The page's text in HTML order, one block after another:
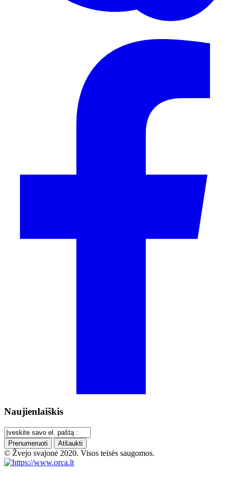
Naujienlaiškis
Prenumeruoti Atšaukti
© Žvejo svajonė 2020. Visos teisės saugomos.